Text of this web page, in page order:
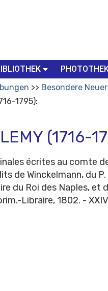
Besondere
1795):
(1716-
écrites au comte
de Winckelmann, du
du Roi des Naples, et
Libraire, 1802. -